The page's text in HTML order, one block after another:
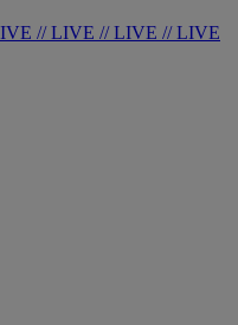
// LIVE // LIVE // LIVE